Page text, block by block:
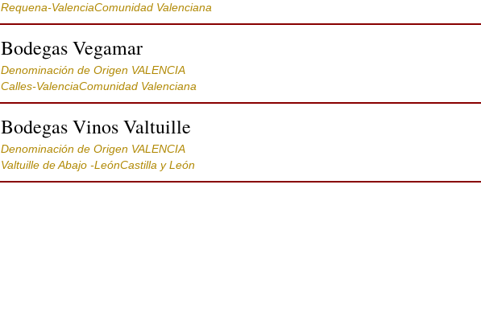
Requena-ValenciaComunidad Valenciana
Bodegas Vegamar
Denominación de Origen VALENCIA
Calles-ValenciaComunidad Valenciana
Bodegas Vinos Valtuille
Denominación de Origen VALENCIA
Valtuille de Abajo -LeónCastilla y León